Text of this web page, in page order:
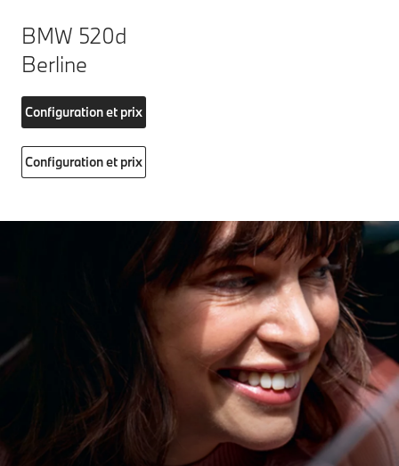
BMW 520d
Berline
Configuration et prix
Configuration et prix